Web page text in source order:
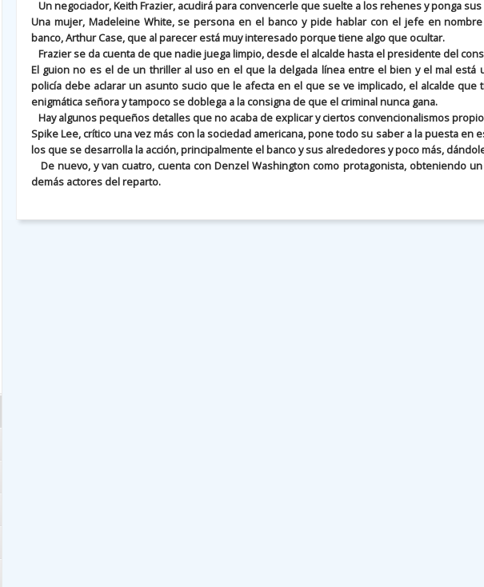
Un negociador, Keith Frazier, acudirá para convencerle que suelte a los rehenes y ponga
Una mujer, Madeleine White, se persona en el banco y pide hablar con el jefe en
banco, Arthur Case, que al parecer está muy interesado porque tiene algo que ocultar.
Frazier se da cuenta de que nadie juega limpio, desde el alcalde hasta el presidente del
El guion no es el de un thriller al uso en el que la delgada línea entre el bien y el mal está
policía debe aclarar un asunto sucio que le afecta en el que se ve implicado, el alcalde que
enigmática señora y tampoco se doblega a la consigna de que el criminal nunca gana.
Hay algunos pequeños detalles que no acaba de explicar y ciertos convencionalismos
Spike Lee, crítico una vez más con la sociedad americana, pone todo su saber a la puesta en
los que se desarrolla la acción, principalmente el banco y sus alrededores y poco más,
De nuevo, y van cuatro, cuenta con Denzel Washington como protagonista, obteniendo
demás actores del reparto.